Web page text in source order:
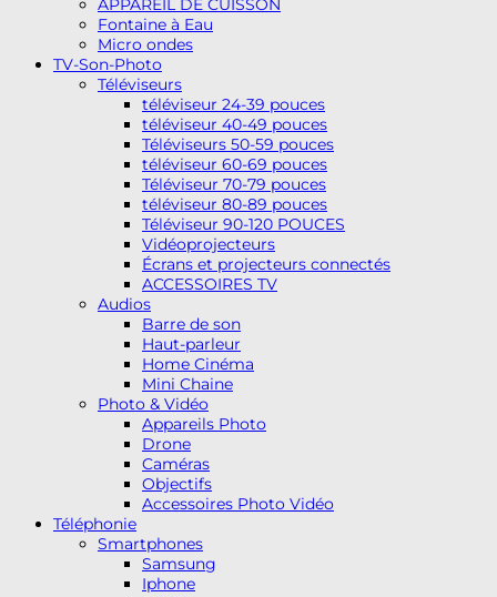
APPAREIL DE CUISSON
Fontaine à Eau
Micro ondes
TV-Son-Photo
Téléviseurs
téléviseur 24-39 pouces
téléviseur 40-49 pouces
Téléviseurs 50-59 pouces
téléviseur 60-69 pouces
Téléviseur 70-79 pouces
téléviseur 80-89 pouces
Téléviseur 90-120 POUCES
Vidéoprojecteurs
Écrans et projecteurs connectés
ACCESSOIRES TV
Audios
Barre de son
Haut-parleur
Home Cinéma
Mini Chaine
Photo & Vidéo
Appareils Photo
Drone
Caméras
Objectifs
Accessoires Photo Vidéo
Téléphonie
Smartphones
Samsung
Iphone